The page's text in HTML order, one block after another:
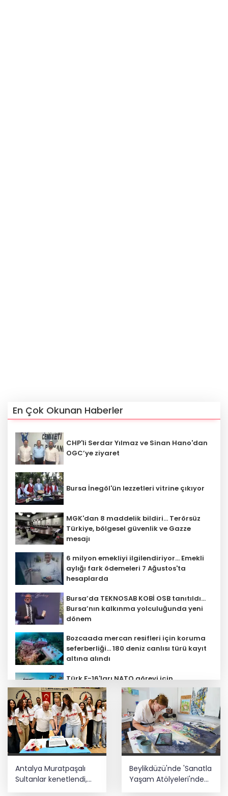
En Çok Okunan Haberler
CHP'li Serdar Yılmaz ve Sinan Hano'dan
OGC’ye ziyaret
Bursa İnegöl'ün lezzetleri vitrine çıkıyor
MGK'dan 8 maddelik bildiri... Terörsüz
Türkiye, bölgesel güvenlik ve Gazze
mesajı
6 milyon emekliyi ilgilendiriyor... Emekli
aylığı fark ödemeleri 7 Ağustos'ta
hesaplarda
Bursa’da TEKNOSAB KOBİ OSB tanıtıldı...
Bursa’nın kalkınma yolculuğunda yeni
dönem
Bozcaada mercan resifleri için koruma
seferberliği... 180 deniz canlısı türü kayıt
altına alındı
Türk F-16'ları NATO görevi için
Estonya'da... MSB yerli savunma
sistemleriyle güçleniyor
Teröristler teslim olmaya devam
ediyor... Hudutlarda 490 kişi yakalandı
YÖK'ten uluslararası mezunlara ikamet
kolaylığı... Süre 2 yıla kadar
uzatılabilecek
Antalya Muratpaşalı
Sultanlar kenetlendi,
Beylikdüzü'nde 'Sanatla
Yaşam Atölyeleri'nde